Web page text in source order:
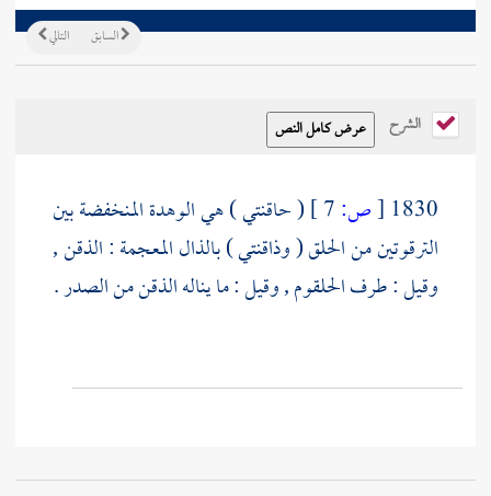
التالي السابق
الشرح
1830
[ص:
( حاقنتي ) هي الوهدة المنخفضة بين
الترقوتين من الحلق ( وذاقنتي ) بالذال المعجمة : الذقن ,
وقيل : طرف الحلقوم , وقيل : ما يناله الذقن من الصدر .